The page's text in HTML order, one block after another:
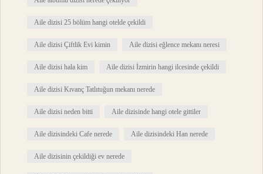
Aile dizisi 25 bölüm hangi otelde çekildi
Aile dizisi Çiftlik Evi kimin Aile dizisi eğlence mekanı neresi
Aile dizisi hala kim Aile dizisi İzmirin hangi ilcesinde çekildi
Aile dizisi Kıvanç Tatlıtuğun mekanı nerede
Aile dizisi neden bitti Aile dizisinde hangi otele gittiler
Aile dizisindeki Cafe nerede Aile dizisindeki Han nerede
Aile dizisinin çekildiği ev nerede